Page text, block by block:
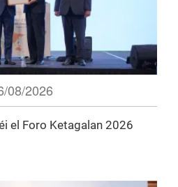
08/2026
el Foro Ketagalan 2026